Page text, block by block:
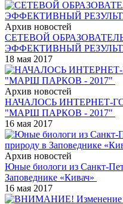
Архив новостей
СЕТЕВОЙ
ЭФФЕКТИВНЫЙ
18 мая 2017
Архив новостей
НАЧАЛОСЬ ИНТЕРНЕТ-
"МАРШ ПАРКОВ - 2017"
16 мая 2017
Архив новостей
Юные биологи из Санкт-
Заповеднике «Кивач»
16 мая 2017